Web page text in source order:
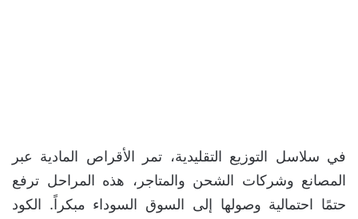
في سلاسل التوزيع التقليدية، تمر الأقراص المادية عبر
المصانع وشركات الشحن والمتاجر، هذه المراحل ترفع
حتمًا احتمالية وصولها إلى السوق السوداء مبكراً. الكود